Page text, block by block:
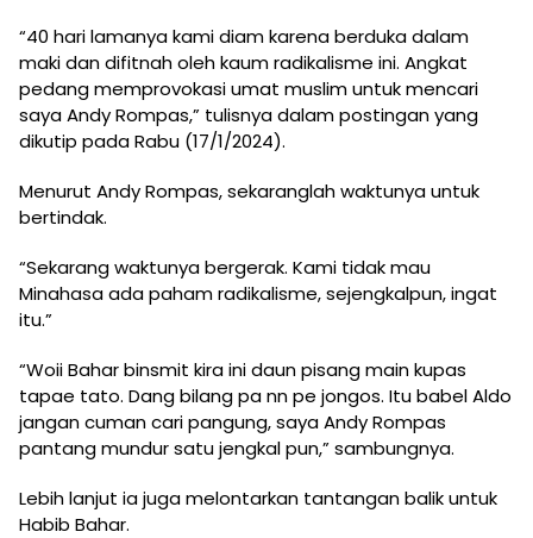
“40 hari lamanya kami diam karena berduka dalam
maki dan difitnah oleh kaum radikalisme ini. Angkat
pedang memprovokasi umat muslim untuk mencari
saya Andy Rompas,” tulisnya dalam postingan yang
dikutip pada Rabu (17/1/2024).
Menurut Andy Rompas, sekaranglah waktunya untuk
bertindak.
“Sekarang waktunya bergerak. Kami tidak mau
Minahasa ada paham radikalisme, sejengkalpun, ingat
itu.”
“Woii Bahar binsmit kira ini daun pisang main kupas
tapae tato. Dang bilang pa nn pe jongos. Itu babel Aldo
jangan cuman cari pangung, saya Andy Rompas
pantang mundur satu jengkal pun,” sambungnya.
Lebih lanjut ia juga melontarkan tantangan balik untuk
Habib Bahar.